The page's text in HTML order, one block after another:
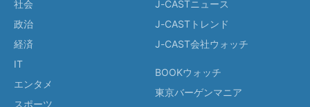
社会
政治
経済
IT
エンタメ
スポーツ
J-CASTニュース
J-CASTトレンド
J-CAST会社ウォッチ
BOOKウォッチ
東京バーゲンマニア